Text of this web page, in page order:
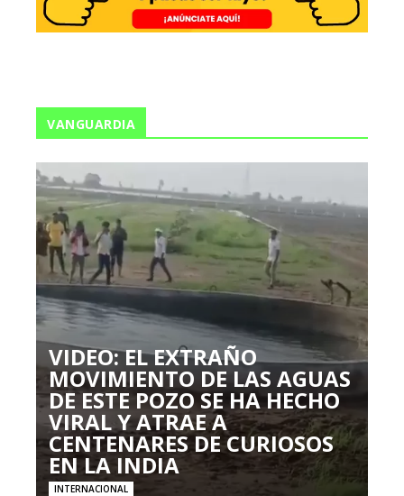
VANGUARDIA
VIDEO: EL EXTRAÑO
MOVIMIENTO DE LAS AGUAS
DE ESTE POZO SE HA HECHO
VIRAL Y ATRAE A
CENTENARES DE CURIOSOS
EN LA INDIA
INTERNACIONAL